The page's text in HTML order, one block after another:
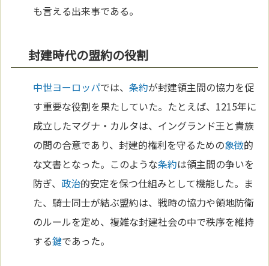
も言える出来事である。
封建時代の盟約の役割
中世ヨーロッパでは、条約が封建領主間の協力を促
す重要な役割を果たしていた。たとえば、1215年に
成立したマグナ・カルタは、イングランド王と貴族
の間の合意であり、封建的権利を守るための象徴的
な文書となった。このような条約は領主間の争いを
防ぎ、 政治的安定を保つ仕組みとして機能した。ま
た、騎士同士が結ぶ盟約は、戦時の協力や領地防衛
のルールを定め、複雑な封建社会の中で秩序を維持
する鍵であった。